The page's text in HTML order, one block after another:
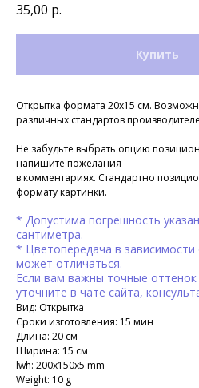
35,00 р.
Купить
Открытка формата 20х15 см.
различных стандартов
Не забудьте выбрать опцию
напишите пожелания
в комментариях. Стандартно
формату картинки.
* Допустима погрешность
сантиметра.
* Цветопередача в
может отличаться.
Если вам важны точные
уточните в чате сайта,
Вид: Открытка
Сроки изготовления: 15 мин
Длина: 20 см
Ширина: 15 см
lwh: 200x150x5 mm
Weight: 10 g